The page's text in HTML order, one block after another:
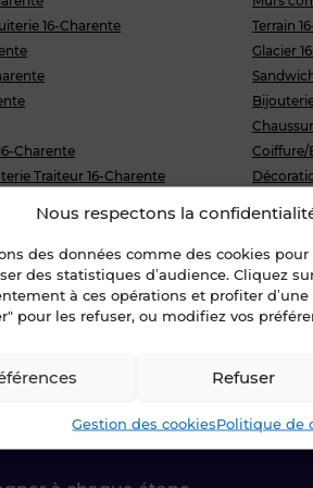
Nous respectons la
des données comme des cookies
des statistiques d’audience. Cliquez
à ces opérations et profiter
pour les refuser, ou modifiez vos
Refuser
Gestion des cookiesPolitique de
16-Charente
Charente
Traiteur 16-Charente
16-Charente
Charente
porte 16-Charente
Terrain
Glacier
Coiffure/
Pressing
nous !